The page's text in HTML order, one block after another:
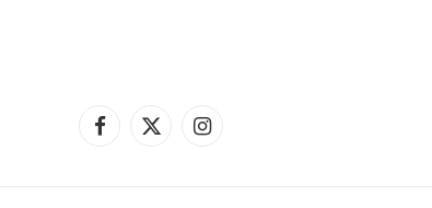
Facebook
X
Instagram